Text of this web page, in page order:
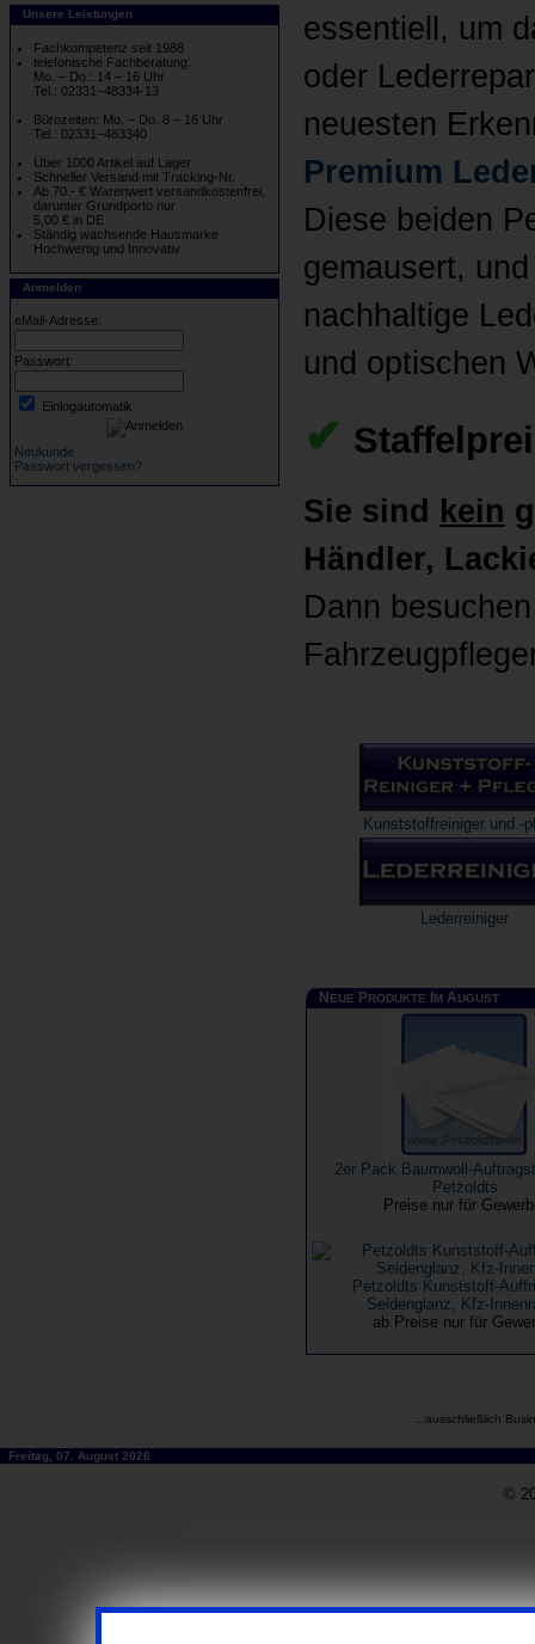
Unsere Leistungen
Fachkompetenz seit 1988
telefonische Fachberatung:
Mo. – Do.: 14 – 16 Uhr
Tel.: 02331–48334-13
Bürozeiten: Mo. – Do. 8 – 16 Uhr
Tel.: 02331–483340
Über 1000 Artikel auf Lager
Schneller Versand mit Tracking-Nr.
Ab 70.- € Warenwert versandkostenfrei,
darunter Grundporto nur
5,00 € in DE
Ständig wachsende Hausmarke
Hochwertig und Innovativ
Anmelden
eMail-Adresse:
Passwort:
Einlogautomatik
Neukunde
Passwort vergessen?
essentiell, um
oder
neuesten
Premium
Diese beiden
gemausert,
nachhaltige
und optischen
✔
Sie sind kein
Händler,
Dann
Kunststoffreiniger und -
Lederreiniger
N EUE PRODUKTE M AUGUST
2er Pack Baumwoll-
Petzoldts
Preise nur für
Petzoldts Kunststoff-
Seidenglanz, Kfz-
ab Preise nur für
...ausschließlich
Freitag, 07. August 2026
©